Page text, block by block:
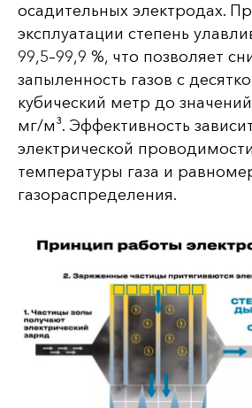
осадительных электродах.
эксплуатации степень
99,5–99,9 %, что позволяет
запыленность газов с
кубический метр до
мг/м³. Эффективность
электрической
температуры газа и
газораспределения.